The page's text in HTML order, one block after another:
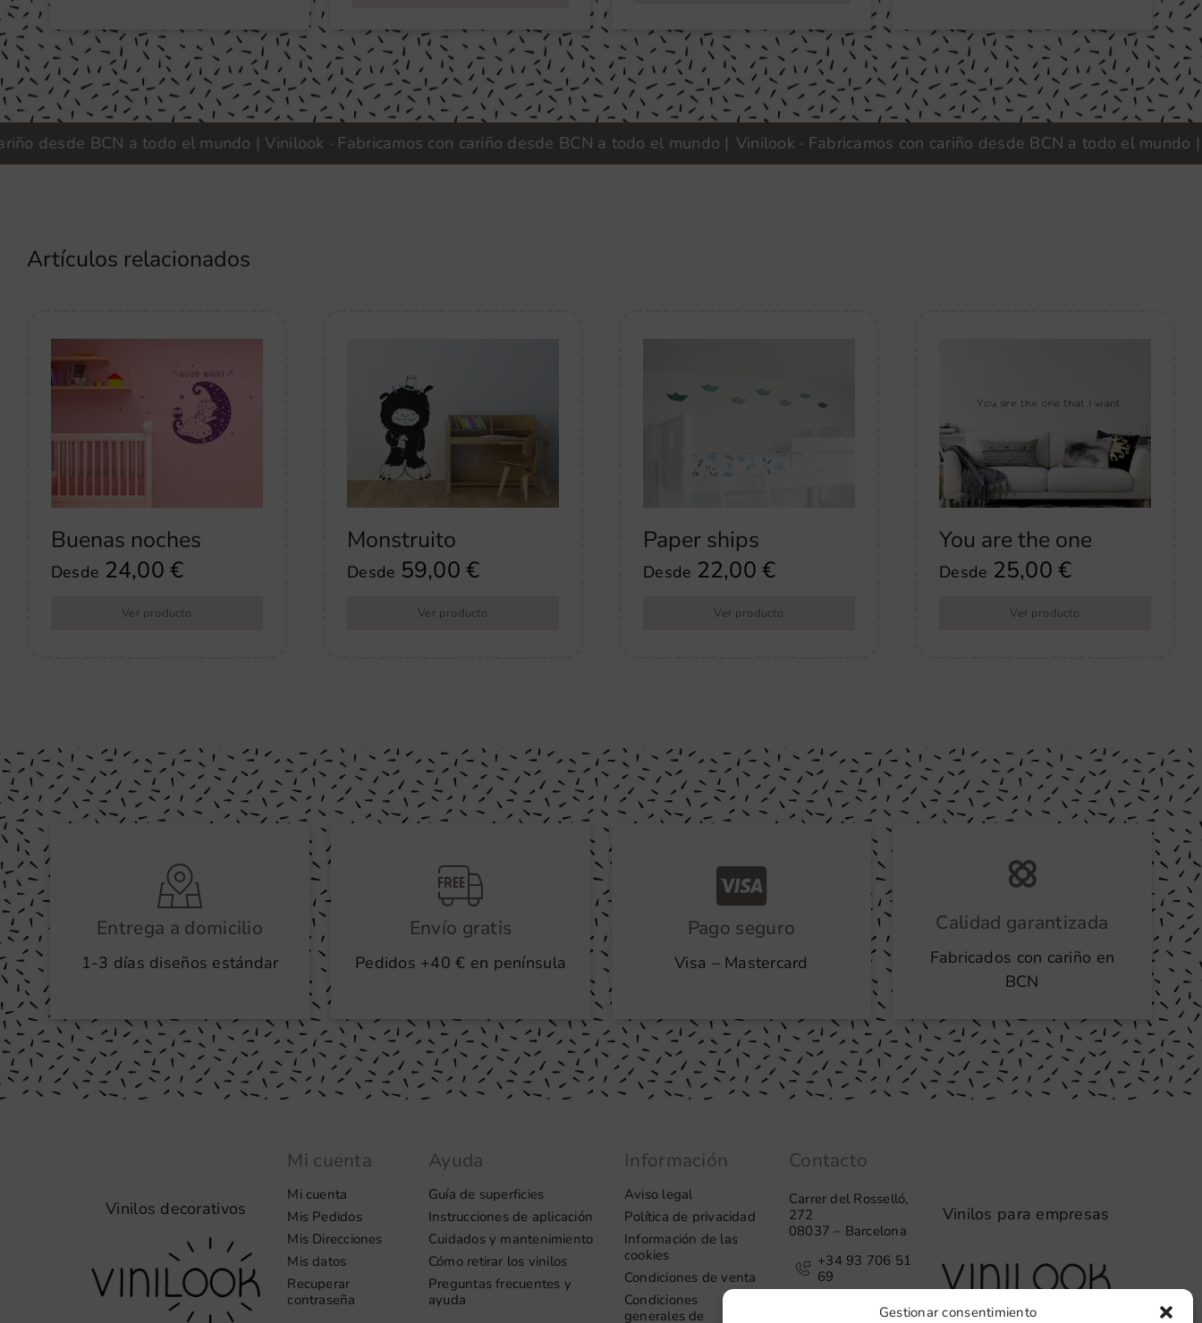
Gestionar consentimiento
BCN a todo el mundo | Vinilook · Fabricamos con cariño desde BCN a todo el mundo | Vinilook · Fabricamos con cariño desde BCN a todo el mundo |
Artículos relacionados
Buenas noches
Desde 24,00€
Ver producto
Monstruito
Desde 59,00€
Ver producto
Paper ships
Desde 22,00€
Ver producto
You are the one
Desde 25,00€
Ver producto
Entrega a domicilio
1-3 días diseños estándar
Envío gratis
Pedidos +40 € en península
Pago seguro
Visa – Mastercard
Calidad garantizada
Fabricados con cariño en
BCN
Vinilos decorativos
Mi cuenta
Mi cuenta
Mis Pedidos
Mis Direcciones
Mis datos
Recuperar
contraseña
Ayuda
Guía de superficies
Instrucciones de aplicación
Cuidados y mantenimiento
Cómo retirar los vinilos
Preguntas frecuentes y
ayuda
Información
Aviso legal
Política de privacidad
Información de las
cookies
Condiciones de venta
Condiciones
generales de
Contacto
Carrer del Rosselló,
272
08037 – Barcelona
+34 93 706 51
69
Vinilos para empresas